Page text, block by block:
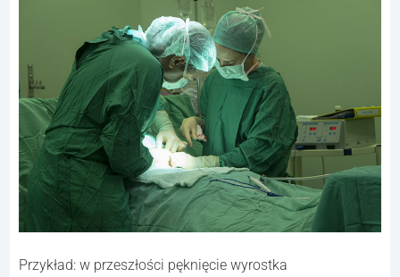
Przykład: w przeszłości pęknięcie wyrostka